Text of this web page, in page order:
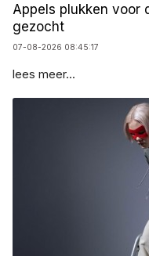
Appels plukken voor
gezocht
07-08-2026 08:45:17
lees meer...